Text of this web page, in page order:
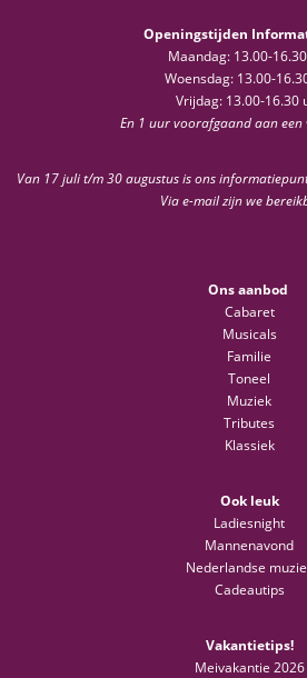
Openingstijden
Maandag: 13.00-
Woensdag: 13.00-
Vrijdag: 13.00-16.30
En 1 uur voorafgaand aan een
Van 17 juli t/m 30 augustus is ons
Via e-mail zijn we
Ons aanbod
Cabaret
Musicals
Familie
Toneel
Muziek
Tributes
Klassiek
Ook leuk
Ladiesnight
Mannenavond
Nederlandse
Cadeautips
Vakantietips!
Meivakantie 2026